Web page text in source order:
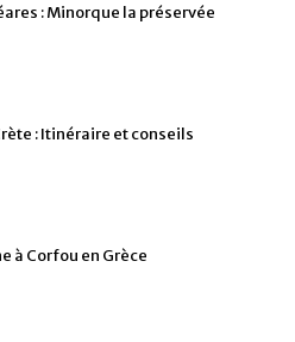
: Minorque la préservée
: Itinéraire et conseils
à Corfou en Grèce